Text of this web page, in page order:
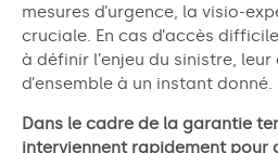
mesures d’urgence, la visio-
cruciale. En cas d’accès
à définir l’enjeu du sinistre,
d’ensemble à un instant donné.
Dans le cadre de la garantie
interviennent rapidement